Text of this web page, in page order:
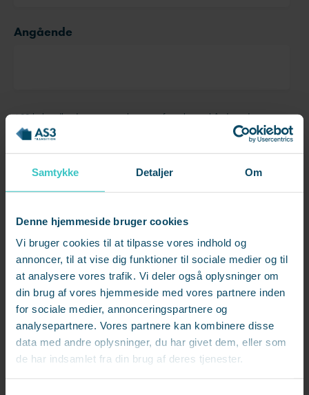
Samtykke Detaljer Om
Denne hjemmeside bruger cookies
Vi bruger cookies til at tilpasse vores indhold og
annoncer, til at vise dig funktioner til sociale medier og til
at analysere vores trafik. Vi deler også oplysninger om
din brug af vores hjemmeside med vores partnere inden
for sociale medier, annonceringspartnere og
analysepartnere. Vores partnere kan kombinere disse
data med andre oplysninger, du har givet dem, eller som
de har indsamlet fra din brug af deres tjenester.
Angående
AS3 behandler dine personoplysninger for at kunne håndtere din
forespørgsel. Se vores